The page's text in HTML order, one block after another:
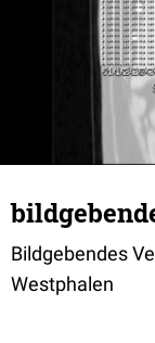
Bildgebendes
Westphalen